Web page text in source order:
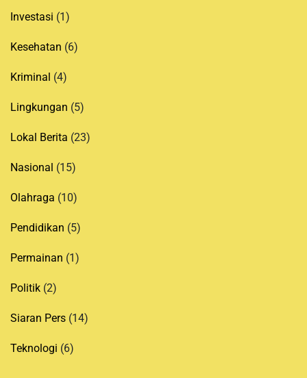
Investasi (1)
Kesehatan (6)
Kriminal (4)
Lingkungan (5)
Lokal Berita (23)
Nasional (15)
Olahraga (10)
Pendidikan (5)
Permainan (1)
Politik (2)
Siaran Pers (14)
Teknologi (6)